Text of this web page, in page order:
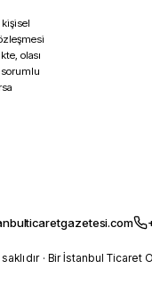
kişisel
olası
sorumlu
· Bir İstanbul Ticaret